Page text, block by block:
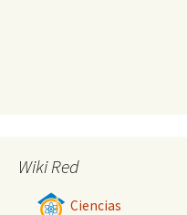
Wiki Red
Ciencias